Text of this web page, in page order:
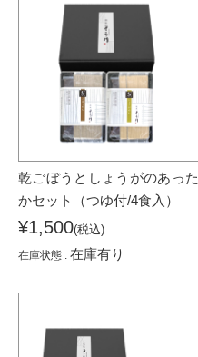
乾ごぼうとしょうがのあった
かセット（つゆ付/4食入）
¥1,500(税込)
在庫状態 : 在庫有り